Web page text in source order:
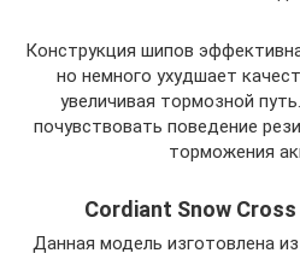
Конструкция шипов
но немного ухудшает
увеличивая тормозной
почувствовать поведение
торможения
Cordiant Snow Cross
Данная модель изготовлена